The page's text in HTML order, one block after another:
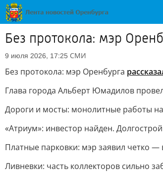
Без протокола: мэр
9 июля 2026, 17:25 СМИ
Без протокола: мэр Оренбурга
Глава города Альберт Юмадилов
Дороги и мосты: монолитные работы на
«Атриум»: инвестор найден.
Платные парковки: мэр заявил четко —
Ливневки: часть коллекторов сильно